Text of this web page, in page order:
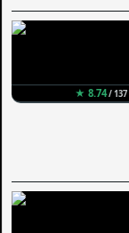
★ 8.74/ 137